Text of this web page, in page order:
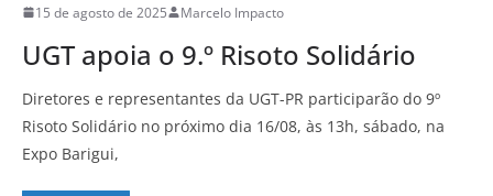
15 de agosto de 2025 Marcelo Impacto
UGT apoia o 9.º Risoto Solidário
Diretores e representantes da UGT-PR participarão do 9º
Risoto Solidário no próximo dia 16/08, às 13h, sábado, na
Expo Barigui,